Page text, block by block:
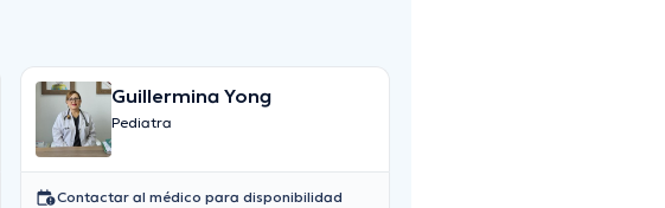
Guillermina Yong
Pediatra
Contactar al médico para disponibilidad